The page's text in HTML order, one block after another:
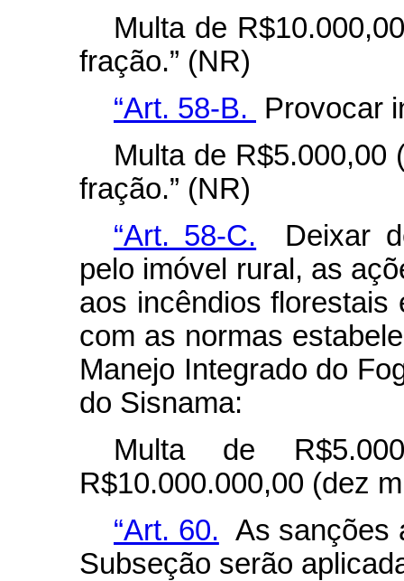
Multa de
fração.” (NR)
“Art. 58-B.
Provocar
Multa de R$5.000,00
fração.” (NR)
“Art. 58-C. Deixar
pelo imóvel rural, as
aos incêndios florestais
com as normas
Manejo Integrado do
do Sisnama:
Multa de
R$10.000.000,00 (dez
“Art. 60. As sanções
Subseção serão